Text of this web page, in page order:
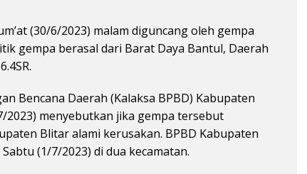
(30/6/2023) malam diguncang oleh gempa
gempa berasal dari Barat Daya Bantul, Daerah
Bencana Daerah (Kalaksa BPBD) Kabupaten
menyebutkan jika gempa tersebut
Blitar alami kerusakan. BPBD Kabupaten
(1/7/2023) di dua kecamatan.